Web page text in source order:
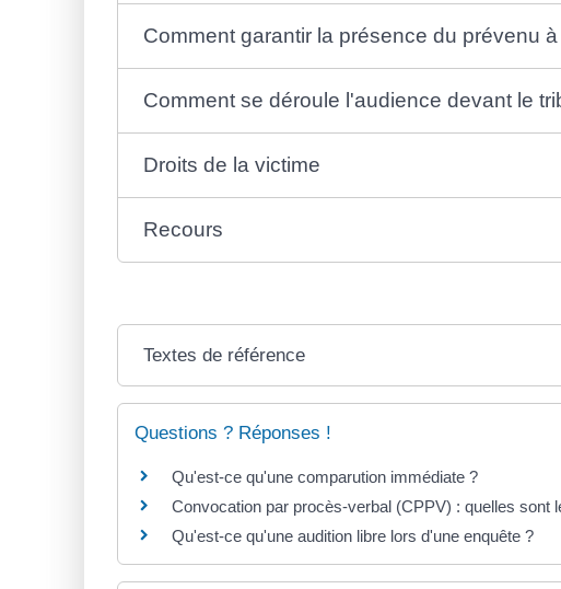
Comment garantir la présence du prévenu
Comment se déroule l'audience devant le
Droits de la victime
Recours
Textes de référence
Questions ? Réponses !
Qu'est-ce qu'une comparution immédiate ?
Convocation par procès-verbal (CPPV) : quelles sont
Qu'est-ce qu'une audition libre lors d'une enquête ?